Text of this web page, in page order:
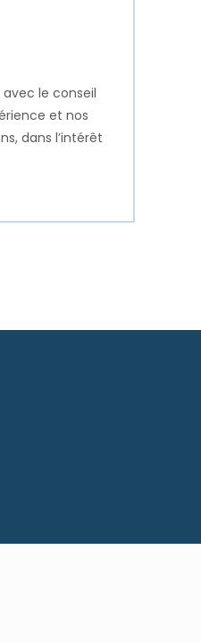
le conseil
et nos
dans l’intérêt